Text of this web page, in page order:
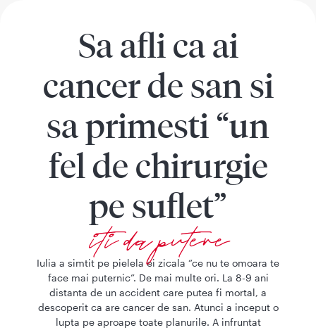
Sa afli ca ai
cancer de san si
sa primesti “un
fel de chirurgie
pe suflet”
iti da putere
Iulia a simtit pe pielela ei zicala “ce nu te omoara te
face mai puternic”. De mai multe ori. La 8-9 ani
distanta de un accident care putea fi mortal, a
descoperit ca are cancer de san. Atunci a inceput o
lupta pe aproape toate planurile. A infruntat